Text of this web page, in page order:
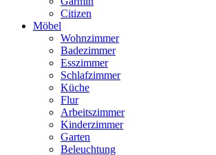
Citizen
Möbel
Wohnzimmer
Badezimmer
Esszimmer
Schlafzimmer
Küche
Flur
Arbeitszimmer
Kinderzimmer
Garten
Beleuchtung